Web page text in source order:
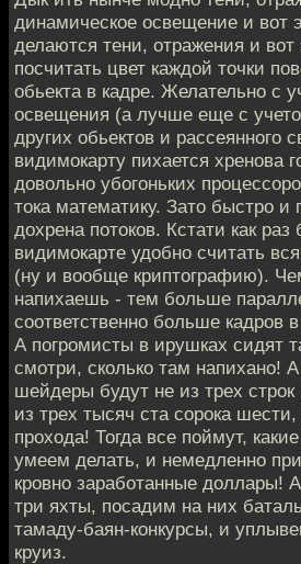
динамическое освещение и вот
делаются тени, отражения и
посчитать цвет каждой точки
обьекта в кадре. Желательно с
освещения (а лучше еще с
других обьектов и рассеянного
видимокарту пихается хренова
довольно убогоньких
тока математику. Зато быстро и
дохрена потоков. Кстати как
видимокарте удобно считать
(ну и вообще криптографию).
напихаешь - тем больше
соответственно больше кадров
А погромисты в ирушках сидят
смотри, сколько там напихано!
шейдеры будут не из трех строк
из трех тысяч ста сорока
прохода! Тогда все поймут,
умеем делать, и немедленно
кровно заработанные доллары!
три яхты, посадим на них
тамаду-баян-конкурсы, и
круиз.